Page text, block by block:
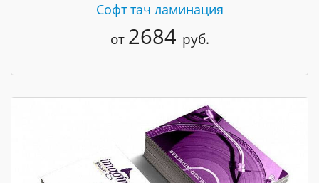
Cофт тач ламинация
от 2684 руб.